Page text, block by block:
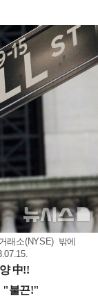
래소(NYSE) 밖에